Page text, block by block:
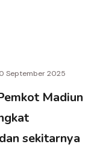
September 2025
Madiun
sekitarnya